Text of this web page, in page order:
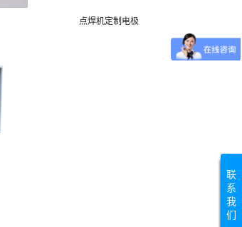
联
系
我
们
点焊机定制电极